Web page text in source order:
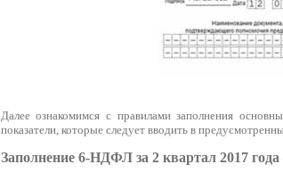
Далее ознакомимся с правилами заполнения
показатели, которые следует вводить в
Заполнение 6-НДФЛ за 2 квартал 2017